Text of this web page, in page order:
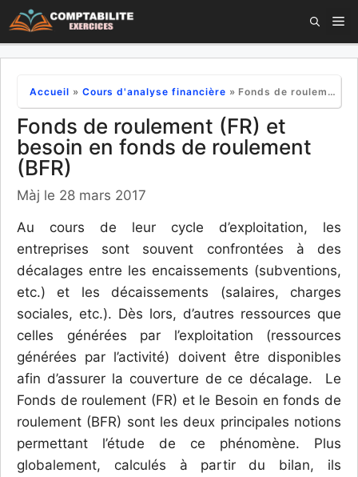
Aller
au
Accueil » Cours d'analyse financière » Fonds de roulement (FR) et besoin en fonds de roulement (BFR)
Fonds de roulement (FR) et
besoin en fonds de roulement
(BFR)
Màj le 28 mars 2017
Au cours de leur cycle d’exploitation, les
entreprises sont souvent confrontées à des
décalages entre les encaissements (subventions,
etc.) et les décaissements (salaires, charges
sociales, etc.). Dès lors, d’autres ressources que
celles générées par l’exploitation (ressources
générées par l’activité) doivent être disponibles
afin d’assurer la couverture de ce décalage. Le
Fonds de roulement (FR) et le Besoin en fonds de
roulement (BFR) sont les deux principales notions
permettant l’étude de ce phénomène. Plus
globalement, calculés à partir du bilan, ils